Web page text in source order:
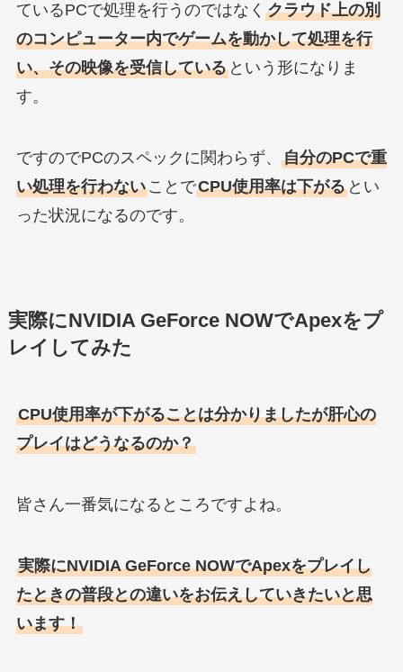
ているPCで処理を行うのではなく クラウド上の別
のコンピューター内でゲームを動かして処理を行
い、その映像を受信しているという形になりま
す。
ですのでPCのスペックに関わらず、 自分のPCで重
い処理を行わないことでCPU使用率は下がるとい
った状況になるのです。
実際にNVIDIA GeForce NOWでApexをプ
レイしてみた
CPU使用率が下がることは分かりましたが肝心の
プレイはどうなるのか？
皆さん一番気になるところですよね。
実際にNVIDIA GeForce NOWでApexをプレイし
たときの普段との違いをお伝えしていきたいと思
います！